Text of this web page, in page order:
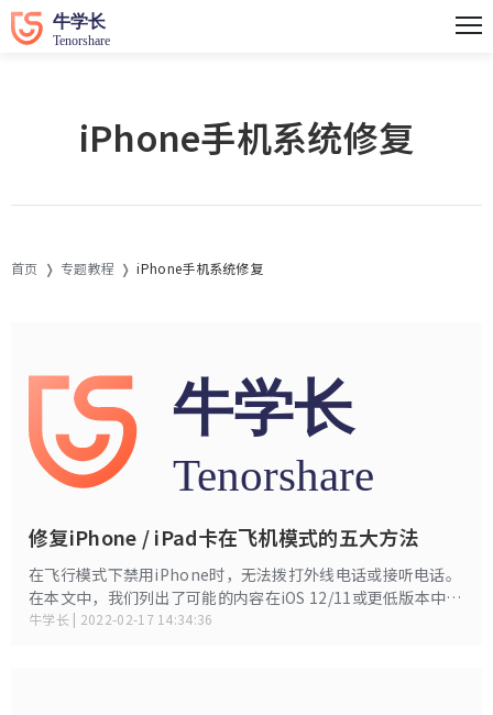
iPhone手机系统修复
首页 专题教程 iPhone手机系统修复
修复iPhone / iPad卡在飞机模式的五大方法
在飞行模式下禁用iPhone时，无法拨打外线电话或接听电话。
在本文中，我们列出了可能的内容在iOS 12/11或更低版本中，
5种方法可以修复iPhone XS / XS Max / XR / X / 8/7 / 6s / 6 /
牛学长 | 2022-02-17 14:34:36